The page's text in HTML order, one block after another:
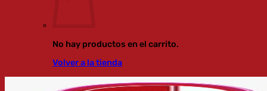
No hay productos en el carrito.
Volver a la tienda